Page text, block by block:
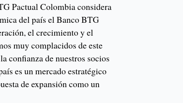
Pactual Colombia considera
del país el Banco BTG
el crecimiento y el
muy complacidos de este
confianza de nuestros socios
es un mercado estratégico
de expansión como un